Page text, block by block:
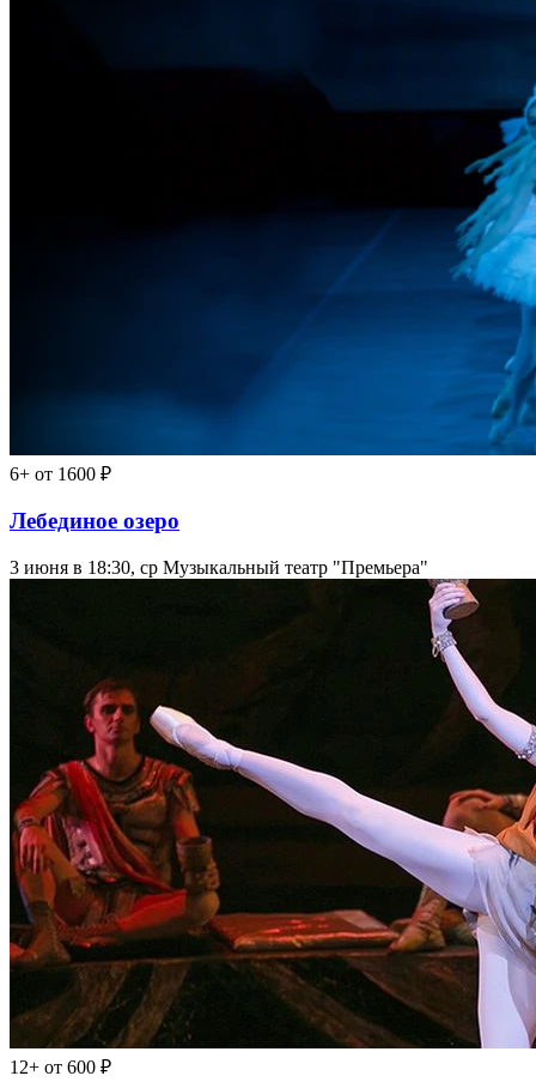
6+ от 1600 ₽
Лебединое озеро
3 июня в 18:30, ср Музыкальный театр "Премьера"
12+ от 600 ₽